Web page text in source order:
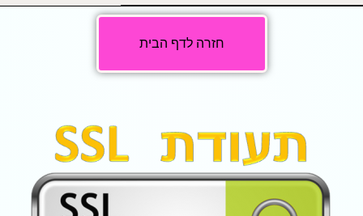
חזרה לדף הבית